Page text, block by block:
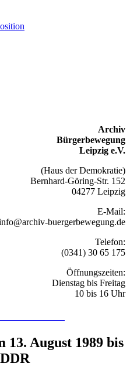
Archiv
Bürgerbewegung
Leipzig e.V.
(Haus der Demokratie)
Bernhard-Göring-Str. 152
04277 Leipzig
E-Mail:
buergerbewegung.de
Telefon:
(0341) 30 65 175
Öffnungszeiten:
Dienstag bis Freitag
10 bis 16 Uhr
13. August 1989 bis